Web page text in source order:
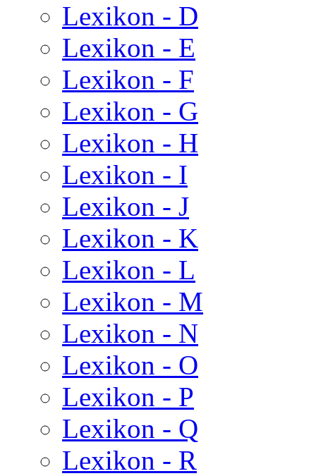
Lexikon - D
Lexikon - E
Lexikon - F
Lexikon - G
Lexikon - H
Lexikon - I
Lexikon - J
Lexikon - K
Lexikon - L
Lexikon - M
Lexikon - N
Lexikon - O
Lexikon - P
Lexikon - Q
Lexikon - R